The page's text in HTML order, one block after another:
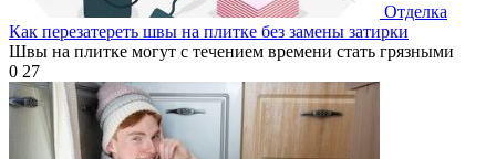
Отделка
Как перезатереть швы на плитке без замены затирки
Швы на плитке могут с течением времени стать грязными
0 27